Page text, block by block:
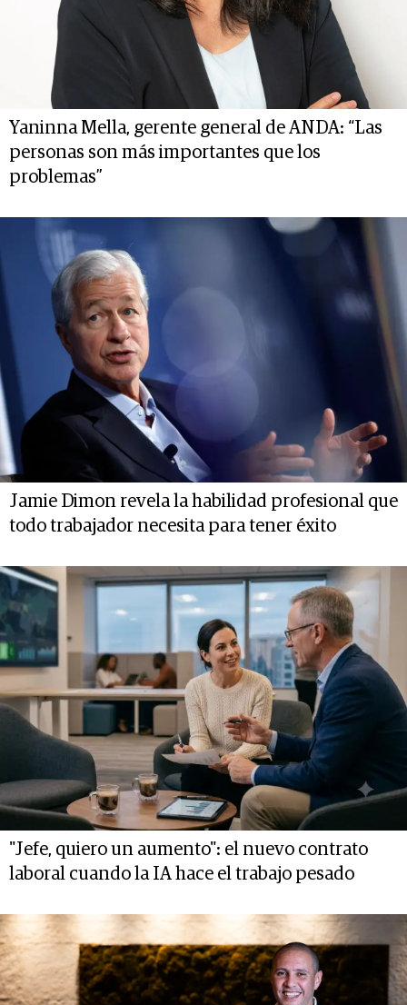
Yaninna Mella, gerente general de ANDA: “Las
personas son más importantes que los
problemas”
Jamie Dimon revela la habilidad profesional que
todo trabajador necesita para tener éxito
"Jefe, quiero un aumento": el nuevo contrato
laboral cuando la IA hace el trabajo pesado